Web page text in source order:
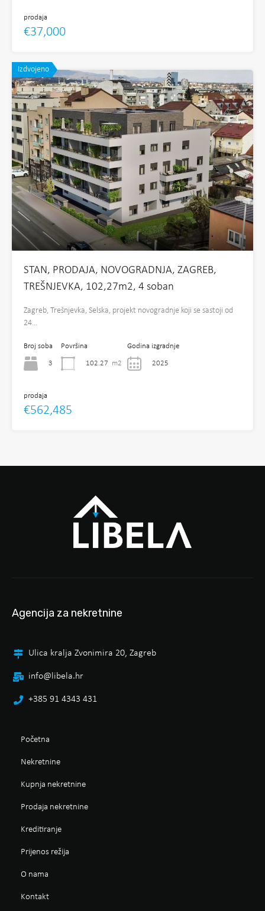
prodaja
€37,000
Izdvojeno
STAN, PRODAJA, NOVOGRADNJA, ZAGREB,
TREŠNJEVKA, 102,27m2, 4 soban
Zagreb, Trešnjevka, Selska, projekt novogradnje koji se sastoji od
24…
Broj soba
3
Površina
102.27 m2
Godina izgradnje
2025
prodaja
€562,485
Agencija za nekretnine
Ulica kralja Zvonimira 20, Zagreb
info@libela.hr
+385 91 4343 431
Početna
Nekretnine
Kupnja nekretnine
Prodaja nekretnine
Kreditiranje
Prijenos režija
O nama
Kontakt